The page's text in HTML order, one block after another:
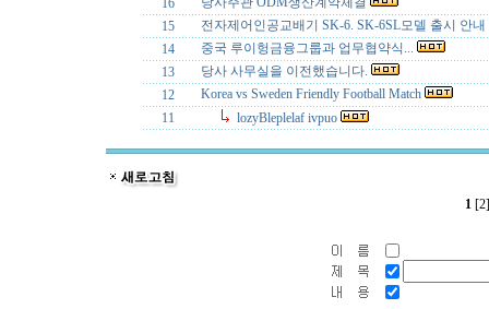
16
15
전자제어인공교배기 SK-6. SK-6SL모델 출시 안내
14
중국 루이헝금융그룹과 업무협약식...
13
당사 사무실을 이전했습니다.
12
Korea vs Sweden Friendly Football Match
11
lozyBleplelaf ivpuo
1 [2]